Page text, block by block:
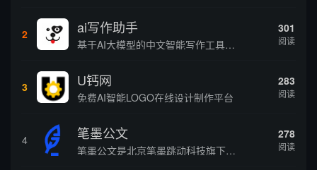
2 ai写作助手
基于AI大模型的中文智能写作工具，面向学生、自媒体、职场人士提供一站式文本创作服务 核心定位 AI写作助手是依托人工智能技术打造的创作辅助平台，专注中文文本生成与优化，帮助用户快速完成各类文案、文章、论文等内容创作，提升写作效率 核心功能 ...
301
阅读
3 U钙网
免费AI智能LOGO在线设计制作平台
283
阅读
4 笔墨公文
笔墨公文是北京笔墨跳动科技旗下垂直公文赛道 AIGC 创作平台，深耕体制公文专业场景，依托海量标准公文语料训练专属大模型。平台整合 AI 公文生成、全维度智能校对、范文库、实时更新素材库、标准化公文模板五大核心板块，兼顾公文快速撰写、文稿合...
278
阅读